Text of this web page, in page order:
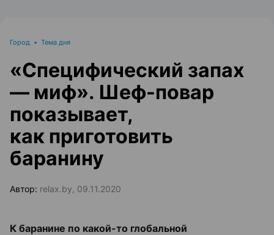
Город • Тема дня
«Специфический запах
— миф». Шеф-повар
показывает,
как приготовить
баранину
Автор: relax.by, 09.11.2020
К баранине по какой-то глобальной